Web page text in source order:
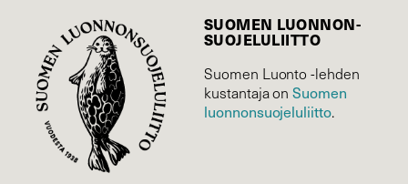
SUOMEN LUONNON­
SUOJELU­LIITTO
Suomen Luonto -lehden
kustantaja onSuomen
luonnonsuojelu­liitto.